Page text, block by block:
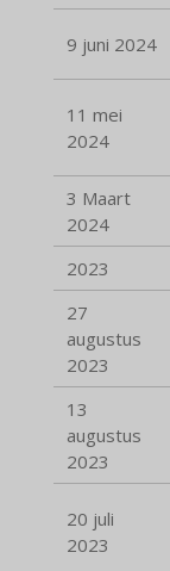
9 juni 2024
11 mei
2024
3 Maart
2024
2023
27
augustus
2023
13
augustus
2023
20 juli
2023